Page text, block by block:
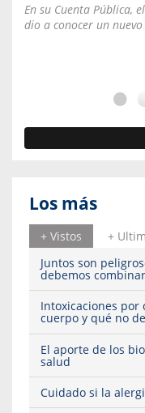
En su Cuenta Pública,
dio a conocer un nuevo
Los más
+ Vistos
+
Juntos son
debemos combinar
Intoxicaciones por
cuerpo y qué no
El aporte de los
salud
Cuidado si la